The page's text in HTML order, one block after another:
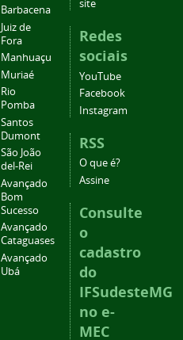
Barbacena
Juiz de
Fora
Manhuaçu
Muriaé
Rio
Pomba
Santos
Dumont
São João
del-Rei
Avançado
Bom
Sucesso
Avançado
Cataguases
Avançado
Ubá
site
Redes
sociais
YouTube
Facebook
Instagram
RSS
O que é?
Assine
Consulte
o
cadastro
do
IFSudesteMG
no e-
MEC